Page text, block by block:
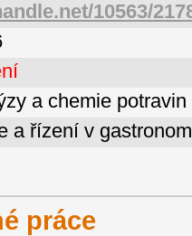
10563/
a chemie potravin
a řízení v
práce